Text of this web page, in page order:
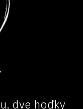
dve hoďky